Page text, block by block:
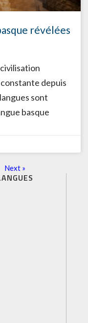
révélées
depuis
sont
basque
Next »